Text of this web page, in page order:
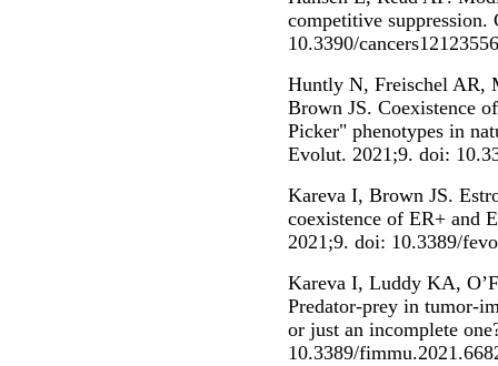
competitive suppression.
10.3390/
Huntly N, Freischel AR,
Brown JS. Coexistence
Picker" phenotypes in
Evolut. 2021;9. doi:
Kareva I, Brown JS.
coexistence of ER+ and
2021;9. doi: 10.3389/
Kareva I, Luddy KA,
Predator-prey in tumor-
or just an incomplete
10.3389/